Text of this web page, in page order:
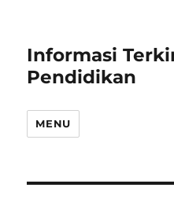
Informasi
Pendidikan
MENU